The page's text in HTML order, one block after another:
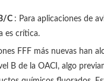
C : Para aplicaciones de
es crítica.
FFF más nuevas han
B de la OACI, algo